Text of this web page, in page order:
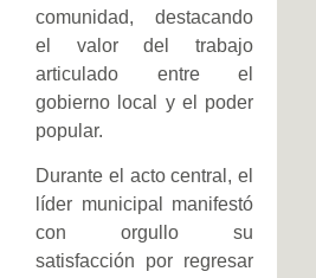
comunidad, destacando
el valor del trabajo
articulado entre el
gobierno local y el poder
popular.
Durante el acto central, el
líder municipal manifestó
con orgullo su
satisfacción por regresar